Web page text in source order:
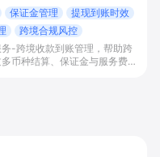
保证金管理
提现到账时效
跨境合规风控
-跨境收款到账管理，帮助跨
币种结算、保证金与服务费自